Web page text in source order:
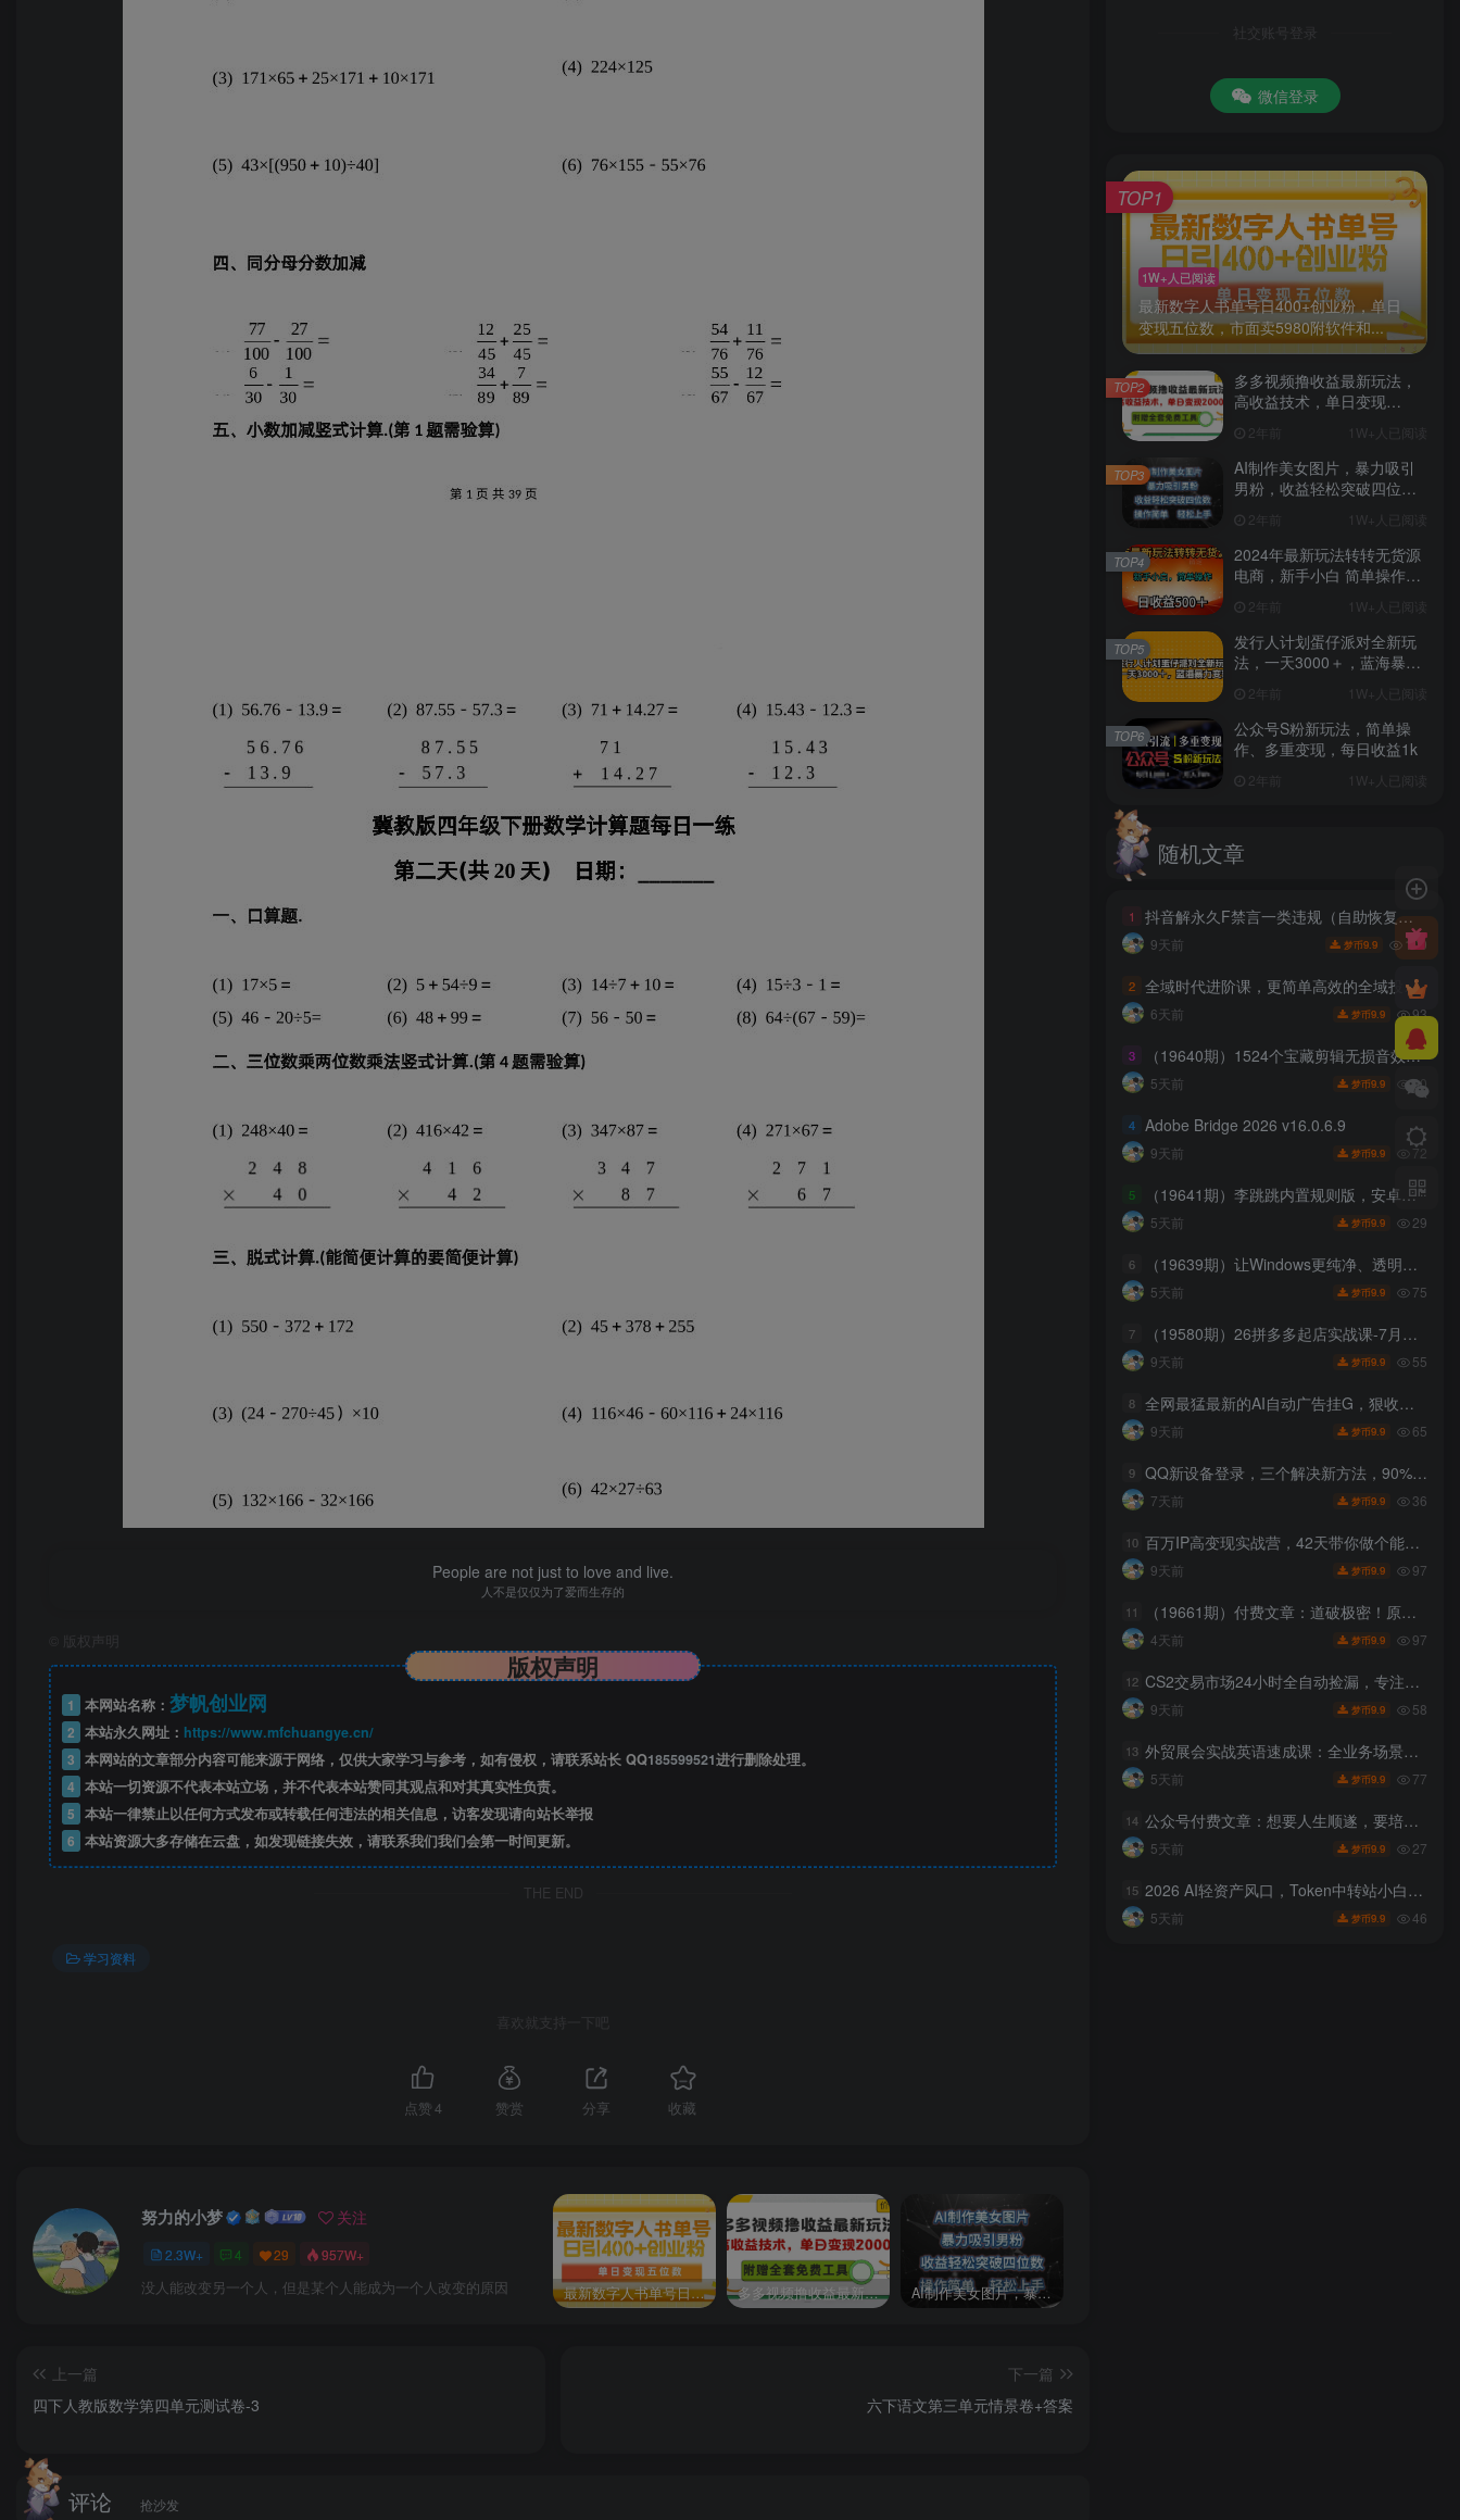
——预览已结束，还剩
开通会员后可免费下载高清完整文档
People are not just to love and live.
人不是仅仅为了爱而生存的
版权声明
版权声明
1 本网站名称： 梦帆创业网
2 本站永久网址： https://www.mfchuangye.cn/
3 本网站的文章部分内容可能来源于网络，仅供大家学习与参考，如有侵权，请联系站长 QQ185599521进行删除处理。
4 本站一切资源不代表本站立场，并不代表本站赞同其观点和对其真实性负责。
5 本站一律禁止以任何方式发布或转载任何违法的相关信息，访客发现请向站长举报
6 本站资源大多存储在云盘，如发现链接失效，请联系我们我们会第一时间更新。
THE END
学习资料
喜欢就支持一下吧
点赞4 赞赏 分享 收藏
努力的小梦 关注
2.3W+ 4 29 957W+
没人能改变另一个人，但是某个人能成为一个人改变的原因 最新数字人书单号日400+创业粉，单日变现五位数，市面卖5980附软件和详… 多多视频撸收益最新玩法，高收益技术，单日变现2000+，附赠全套技术资料 AI制作美女图片，暴力吸引男粉，收益轻松突破四位数，操作简单 上手难度低
上一篇
四下人教版数学第四单元测试卷-3
下一篇
六下语文第三单元情景卷+答案
评论 抢沙发
社交账号登录
微信登录
1W+人已阅读
最新数字人书单号日400+创业粉，单日
变现五位数，市面卖5980附软件和...
TOP1
多多视频撸收益最新玩法，
高收益技术，单日变现
2年前 1W+人已阅读
TOP2
AI制作美女图片，暴力吸引
男粉，收益轻松突破四位
2年前 1W+人已阅读
TOP3
2024年最新玩法转转无货源
电商，新手小白 简单操作，
2年前 1W+人已阅读
TOP4
发行人计划蛋仔派对全新玩
法，一天3000＋，蓝海暴力
2年前 1W+人已阅读
TOP5
公众号S粉新玩法，简单操
作、多重变现，每日收益1k
2年前 1W+人已阅读
TOP6
随机文章
1 抖音解永久F禁言一类违规（自助恢复），不保证百分百，有需要自测
9天前 梦币9.9 100
2 全域时代进阶课，更简单高效的全域投放实操，让电商运营更简单高效（更新0731）
6天前 梦币9.9 93
3 （19640期）1524个宝藏剪辑无损音效！日常常见工具音效包，含扳手、剪刀、锯, 泵, 斧头，锤子工具等，中文分类
5天前 梦币9.9 30
4 Adobe Bridge 2026 v16.0.6.9
9天前 梦币9.9 72
5 （19641期）李跳跳内置规则版，安卓手机拒绝app开屏广告，让app更干净
5天前 梦币9.9 29
6 （19639期）让Windows更纯净、透明、强大的优化工具！免费开源，主打性能提升、功能设置与磁盘清理 OptimizerDuck
5天前 梦币9.9 75
7 （19580期）26拼多多起店实战课-7月｜市场调研定位赛道，矩阵秒杀万人团实操，强弱付费打法解决新品起量卡点
9天前 梦币9.9 55
8 全网最猛最新的AI自动广告挂G，狠收益日入400+，真正做到躺賺式变现【揭秘】
9天前 梦币9.9 65
9 QQ新设备登录，三个解决新方法，90%概率可上
7天前 梦币9.9 36
10 百万IP高变现实战营，42天带你做个能稳定賺钱的一人公司，培育更多种子用户，拿到更大的案例
9天前 梦币9.9 97
11 （19661期）付费文章：道破极密！原来这个时代，打开你自己的财富和前途，有如此清晰简单的思路？
4天前 梦币9.9 97
12 CS2交易市场24小时全自动捡漏，专注此项目多年，视频登各种方式验证，欢迎咨询，全程只需自己的手机就可完成所有操作【揭秘】
9天前 梦币9.9 58
13 外贸展会实战英语速成课：全业务场景口语教学，配套实景对话快速对接海外客商
5天前 梦币9.9 77
14 公众号付费文章：想要人生顺遂，要培养这6种爱好
5天前 梦币9.9 27
15 2026 AI轻资产风口，Token中转站小白可入局，日入300+
5天前 梦币9.9 46